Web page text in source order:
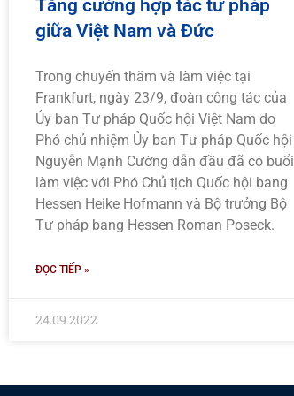
Tăng cường hợp tác tư pháp
giữa Việt Nam và Đức
Trong chuyến thăm và làm việc tại
Frankfurt, ngày 23/9, đoàn công tác của
Ủy ban Tư pháp Quốc hội Việt Nam do
Phó chủ nhiệm Ủy ban Tư pháp Quốc hội
Nguyễn Mạnh Cường dẫn đầu đã có buổi
làm việc với Phó Chủ tịch Quốc hội bang
Hessen Heike Hofmann và Bộ trưởng Bộ
Tư pháp bang Hessen Roman Poseck.
ĐỌC TIẾP »
24.09.2022